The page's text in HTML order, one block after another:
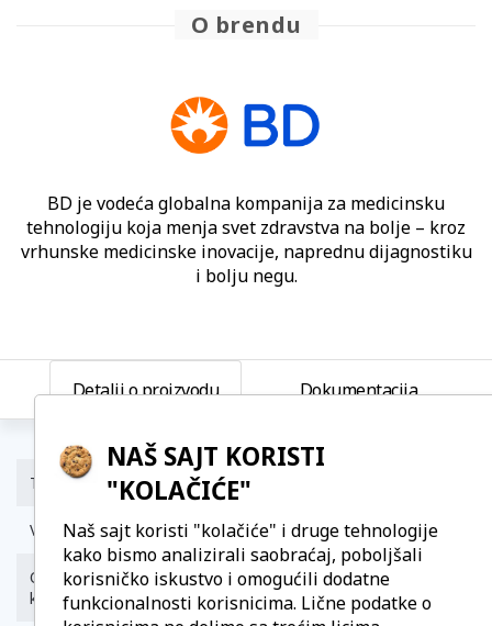
O brendu
BD je vodeća globalna kompanija za medicinsku
tehnologiju koja menja svet zdravstva na bolje – kroz
vrhunske medicinske inovacije, naprednu dijagnostiku
i bolju negu.
Detalji o proizvodu Dokumentacija
Tip Sterilni, za jednokratnu upotrebu.
Veličine 24G, 26G
Ostale tehničke
karakteristike
dostupne su na upit
NAŠ SAJT KORISTI
"KOLAČIĆE"
Naš sajt koristi "kolačiće" i druge tehnologije
kako bismo analizirali saobraćaj, poboljšali
korisničko iskustvo i omogućili dodatne
funkcionalnosti korisnicima. Lične podatke o